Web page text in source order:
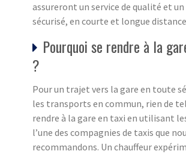
assureront un service de qualité et
sécurisé, en courte et longue
Pourquoi se rendre à la
?
Pour un trajet vers la gare en toute
les transports en commun, rien de tel
rendre à la gare en taxi en utilisant
l’une des compagnies de taxis que
recommandons. Un chauffeur